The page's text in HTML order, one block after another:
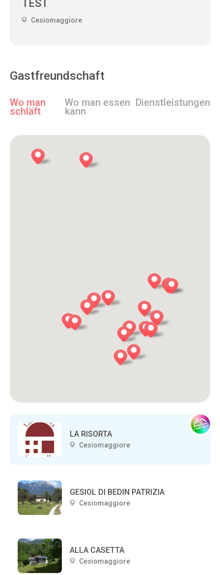
TEST
Cesiomaggiore
Gastfreundschaft
Wo man
schläft
Wo man essen
kann
Dienstleistungen
LA RISORTA
Cesiomaggiore
GESIOL DI BEDIN PATRIZIA
Cesiomaggiore
ALLA CASETTA
Cesiomaggiore